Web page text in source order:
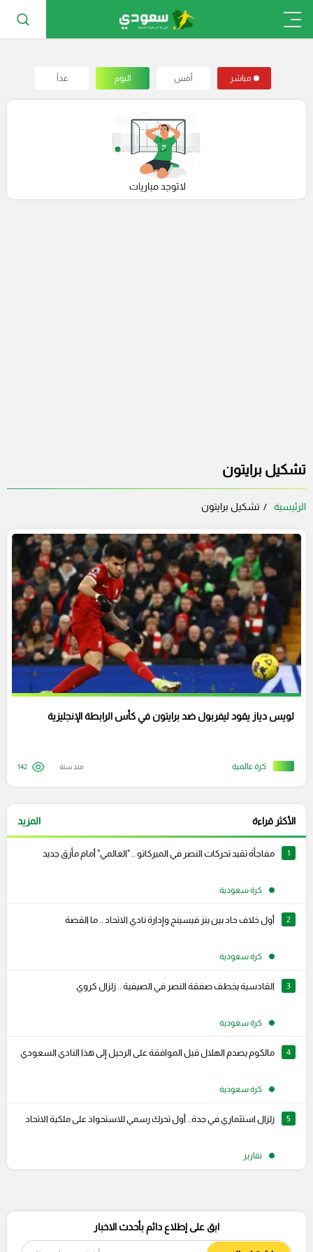
مباشر أمس اليوم غداً
تشكيل برايتون
الرئيسية تشكيل برايتون
كرة عالمية
لويس دياز يقود ليفربول ضد برايتون في كأس الرابطة الإنجليزية
منذ سنة 142
الأكثر قراءة المزيد
1 مفاجأة تقيد تحركات النصر في الميركاتو .. "العالمي" أمام مأزق جديد
كرة سعودية
2 أول خلاف حاد بين ينز فيسينج وإدارة نادي الاتحاد .. ما القصة
كرة سعودية
3 القادسية يخطف صفقة النصر في الصيفية .. زلزال كروي
كرة سعودية
4 مالكوم يصدم الهلال قبل الموافقة على الرحيل إلى هذا النادي السعودي
كرة سعودية
5 زلزال استثماري في جدة.. أول تحرك رسمي للاستحواذ على ملكية الاتحاد
تقارير
ابق على إطلاع دائم بأحدث الاخبار